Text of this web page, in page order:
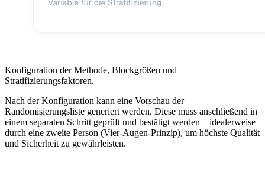
Konfiguration der Methode, Blockgrößen und
Stratifizierungsfaktoren.
Nach der Konfiguration kann eine Vorschau der
Randomisierungsliste generiert werden. Diese muss anschließend in
einem separaten Schritt geprüft und bestätigt werden – idealerweise
durch eine zweite Person (Vier-Augen-Prinzip), um höchste Qualität
und Sicherheit zu gewährleisten.